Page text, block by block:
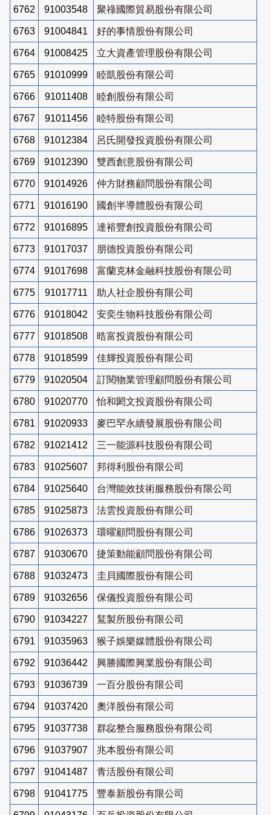
6762 91003548 聚祿國際貿易股份有限公司
6763 91004841 好的事情股份有限公司
6764 91008425 立大資產管理股份有限公司
6765 91010999 睦凱股份有限公司
6766 91011408 睦創股份有限公司
6767 91011456 睦特股份有限公司
6768 91012384 呂氏開發投資股份有限公司
6769 91012390 雙西創意股份有限公司
6770 91014926 仲方財務顧問股份有限公司
6771 91016190 國創半導體股份有限公司
6772 91016895 達裕豐創投資股份有限公司
6773 91017037 朋德投資股份有限公司
6774 91017698 富蘭克林金融科技股份有限公司
6775 91017711 助人社企股份有限公司
6776 91018042 安奕生物科技股份有限公司
6777 91018508 晧富投資股份有限公司
6778 91018599 佳輝投資股份有限公司
6779 91020504 訂閱物業管理顧問股份有限公司
6780 91020770 怡和閎文投資股份有限公司
6781 91020933 麥巴罕永續發展股份有限公司
6782 91021412 三一能源科技股份有限公司
6783 91025607 邦得利股份有限公司
6784 91025640 台灣能效技術服務股份有限公司
6785 91025873 法雲投資股份有限公司
6786 91026373 環曜顧問股份有限公司
6787 91030670 捷策動能顧問股份有限公司
6788 91032473 圭貝國際股份有限公司
6789 91032656 保儀投資股份有限公司
6790 91034227 鵟製所股份有限公司
6791 91035963 猴子娛樂媒體股份有限公司
6792 91036442 興勝國際興業股份有限公司
6793 91036739 一百分股份有限公司
6794 91037420 奧洋股份有限公司
6795 91037738 群惢整合服務股份有限公司
6796 91037907 兆本股份有限公司
6797 91041487 青活股份有限公司
6798 91041775 豐泰新股份有限公司